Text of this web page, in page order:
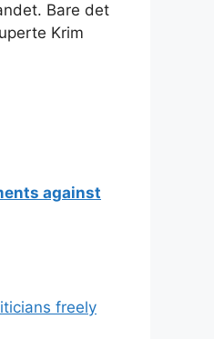
Bare det
Krim
against
freely